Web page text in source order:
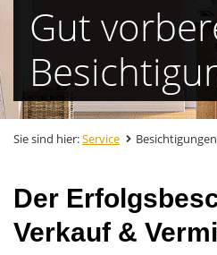
Gut
Sie sind hier:Service Besichtigungen
Der
Verkauf &